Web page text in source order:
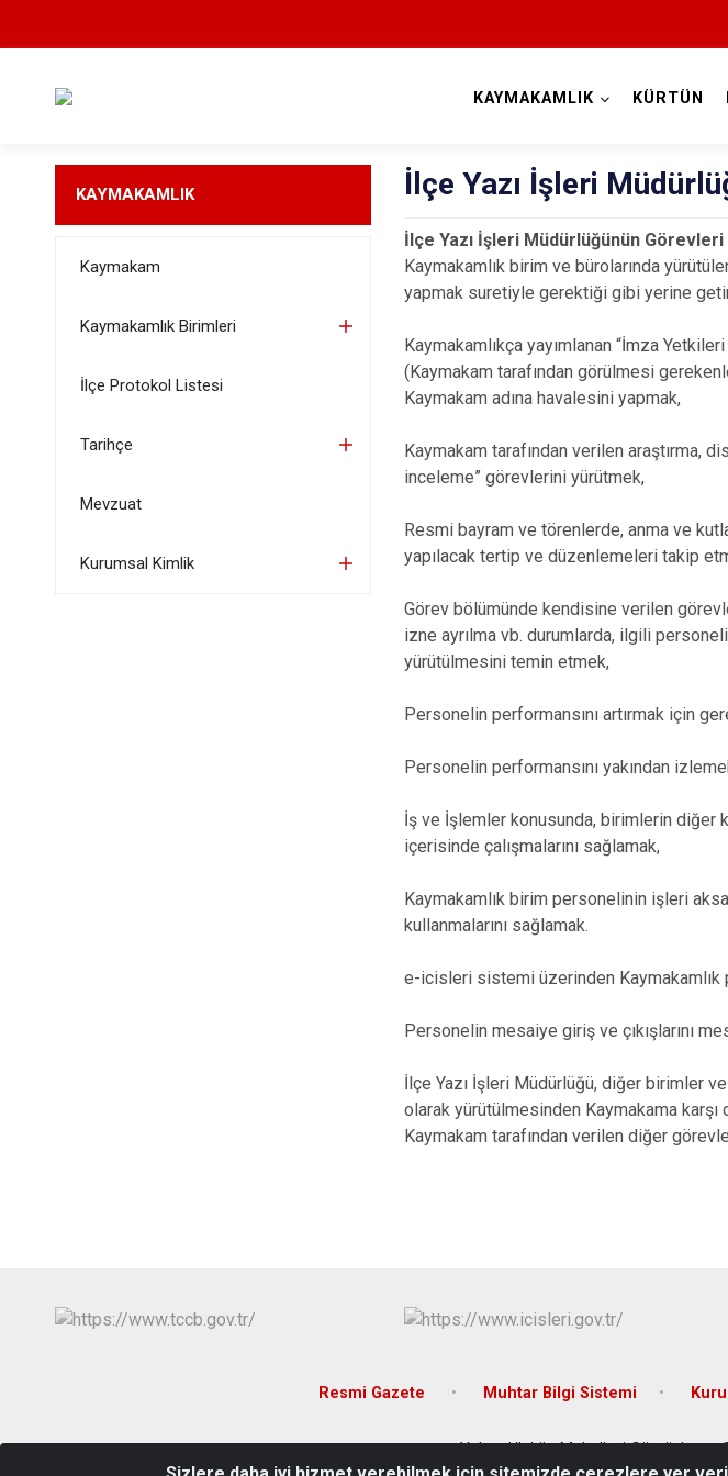
KAYMAKAMLIK KÜRTÜN
KAYMAKAMLIK
Kaymakam
Kaymakamlık Birimleri
İlçe Protokol Listesi
Tarihçe
Mevzuat
Kurumsal Kimlik
İlçe Yazı İşleri
İlçe Yazı İşleri Müdürlüğünün Görevleri
Kaymakamlık birim ve bürolarında
yapmak suretiyle gerektiği gibi yerine
Kaymakamlıkça yayımlanan “İmza
(Kaymakam tarafından görülmesi
Kaymakam adına havalesini yapmak,
Kaymakam tarafından verilen araştırma,
inceleme” görevlerini yürütmek,
Resmi bayram ve törenlerde, anma ve
yapılacak tertip ve düzenlemeleri takip
Görev bölümünde kendisine verilen
izne ayrılma vb. durumlarda, ilgili
yürütülmesini temin etmek,
Personelin performansını artırmak için
Personelin performansını yakından
İş ve İşlemler konusunda, birimlerin diğer
içerisinde çalışmalarını sağlamak,
Kaymakamlık birim personelinin işleri
kullanmalarını sağlamak.
e-icisleri sistemi üzerinden
Personelin mesaiye giriş ve çıkışlarını
İlçe Yazı İşleri Müdürlüğü, diğer birimler
olarak yürütülmesinden Kaymakama karşı
Kaymakam tarafından verilen diğer
Resmi Gazete Muhtar Bilgi Sistemi
Yukarı Uluköy Mahallesi